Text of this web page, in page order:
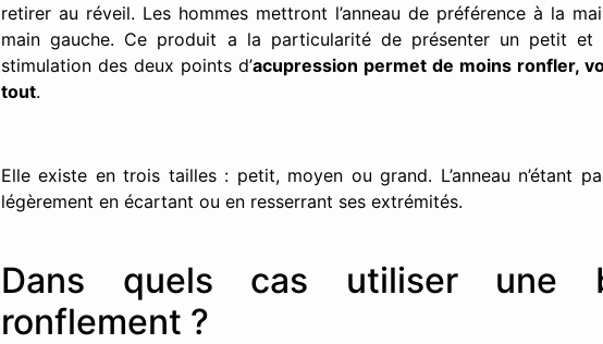
retirer au réveil. Les hommes mettront l’anneau de préférence à la
main gauche. Ce produit a la particularité de présenter un petit et
stimulation des deux points d’acupression permet de moins ronfler,
tout.
Elle existe en trois tailles : petit, moyen ou grand. L’anneau n’étant
légèrement en écartant ou en resserrant ses extrémités.
Dans quels cas utiliser une
ronflement ?